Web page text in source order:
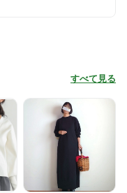
すべて見る